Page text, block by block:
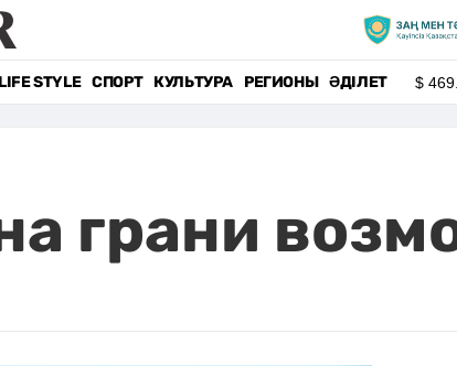
LIFE STYLE СПОРТ КУЛЬТУРА РЕГИОНЫ ӘДІЛЕТ $
грани